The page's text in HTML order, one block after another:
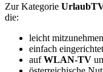
Zur Kategorie
die:
leicht
einfach
aufWLAN-TV